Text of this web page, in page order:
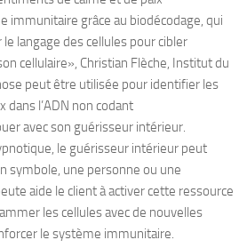
immunitaire grâce au biodécodage, qui
le langage des cellules pour cibler
cellulaire», Christian Flèche, Institut du
peut être utilisée pour identifier les
dans l’ADN non codant
avec son guérisseur intérieur.
le guérisseur intérieur peut
symbole, une personne ou une
aide le client à activer cette ressource
les cellules avec de nouvelles
le système immunitaire.